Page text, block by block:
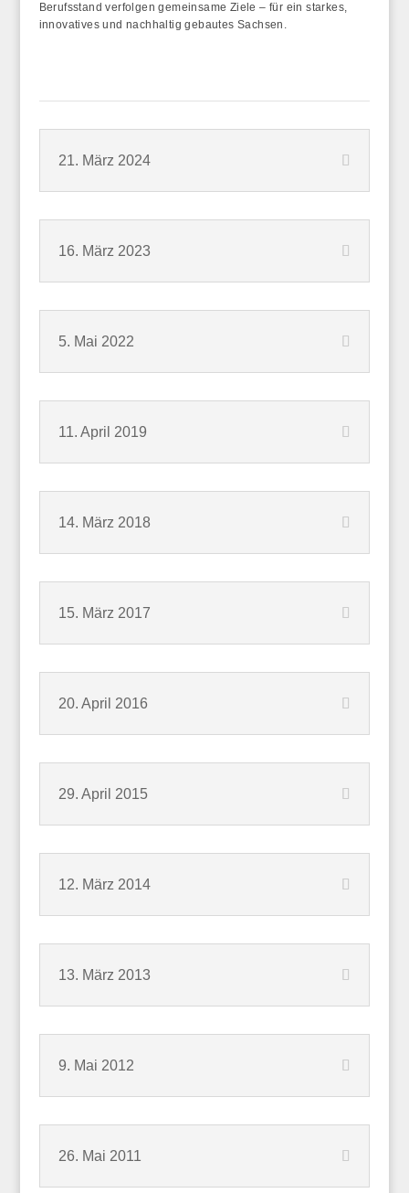
Berufsstand verfolgen gemeinsame Ziele – für ein starkes,
innovatives und nachhaltig gebautes Sachsen.
21. März 2024
16. März 2023
5. Mai 2022
11. April 2019
14. März 2018
15. März 2017
20. April 2016
29. April 2015
12. März 2014
13. März 2013
9. Mai 2012
26. Mai 2011